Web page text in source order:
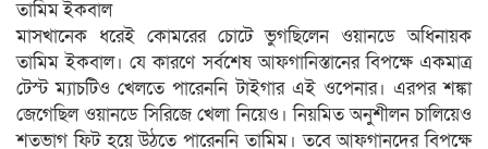
তামিম ইকবাল
মাসখানেক ধরেই কোমরের চোটে ভুগছিলেন ওয়ানডে অধিনায়ক
তামিম ইকবাল। যে কারণে সর্বশেষ আফগানিস্তানের বিপক্ষে একমাত্র
টেস্ট ম্যাচটিও খেলতে পারেননি টাইগার এই ওপেনার। এরপর শঙ্কা
জেগেছিল ওয়ানডে সিরিজে খেলা নিয়েও। নিয়মিত অনুশীলন চালিয়েও
শতভাগ ফিট হয়ে উঠতে পারেননি তামিম। তবে আফগানদের বিপক্ষে